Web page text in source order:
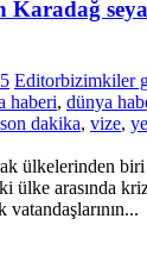
Karadağ
Editorbizimkiler
haberi, dünya
son dakika, vize,
ülkelerinden biri
ülke arasında